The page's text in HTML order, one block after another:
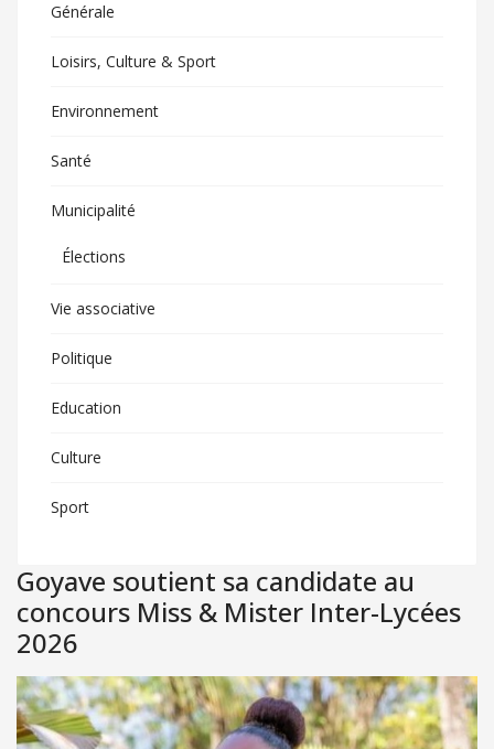
Générale
Loisirs, Culture & Sport
Environnement
Santé
Municipalité
Élections
Vie associative
Politique
Education
Culture
Sport
Goyave soutient sa candidate au
concours Miss & Mister Inter-Lycées
2026